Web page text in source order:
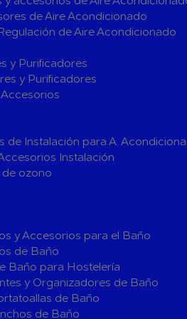
Calefacción
Válv.
Seguridad
calor para ACS
y Grupos Contra Incendios
estufas de biomasa
Energía Solar Térmica
de soporte
de Aire Acondicionado
de Aire Acondicionado
y Purificadores
y Purificadores
de Instalación para A.
Instalación
ozono
y Accesorios para el Baño
de Baño
Baño para Hostelería
y Organizadores de Baño
de Baño
de Baño